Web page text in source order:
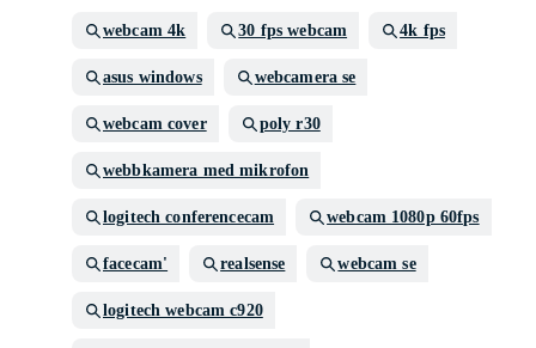
webcam 4k 30 fps webcam 4k fps
asus windows webcamera se
webcam cover poly r30
webbkamera med mikrofon
logitech conferencecam webcam 1080p 60fps
facecam' realsense webcam se
logitech webcam c920